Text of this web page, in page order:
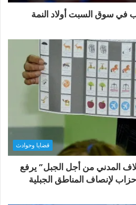
في سوق السبت أولاد النمة
قضايا وحوادث
“الائتلاف المدني من أجل الجبل” يرفع
لإنصاف المناطق الجبلية